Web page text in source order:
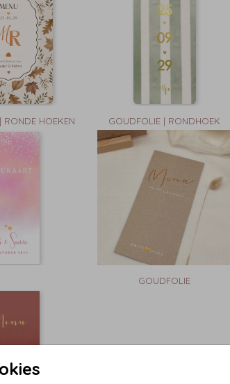
RONDE HOEKEN GOUDFOLIE | RONDHOEK
GOUDFOLIE